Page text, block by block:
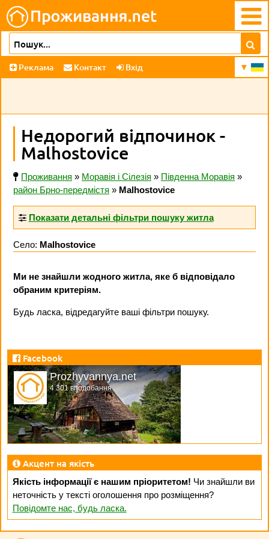
Реклама Контакт Вхід
Недорогий відпочинок -
Malhostovice
Проживання » Моравія і Сілезія » Південна Моравія »
район Брно-передмістя » Malhostovice
Показати детальні фільтри пошуку житла
Село: Malhostovice
Ми не знайшли жодного житла, яке б відповідало
обраним критеріям.
Будь ласка, відредагуйте ваші фільтри пошуку.
Facebook
Prozhyvannya.net
4 301 вподобання
Акцент на якість
Якість інформації є нашим пріоритетом! Чи знайшли ви
неточність у тексті оголошення про розміщення?
Повідомте нас, будь ласка.